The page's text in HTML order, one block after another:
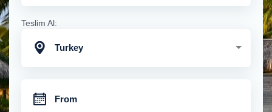
Teslim Al:
Turkey